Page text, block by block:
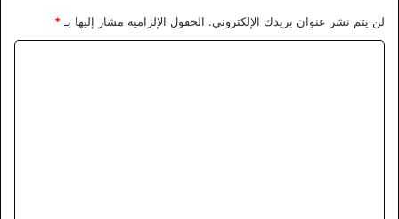
لن يتم نشر عنوان بريدك الإلكتروني. الحقول الإلزامية مشار إليها بـ *